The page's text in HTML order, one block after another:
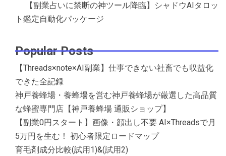
【副業占いに禁断の神ツール降臨】シャドウAIタロッ
ト鑑定自動化パッケージ
Popular Posts
【Threads×note×AI副業】仕事できない社畜でも収益化
できた全記録
神戸養蜂場・養蜂場を営む神戸養蜂場が厳選した高品質
な蜂蜜専門店【神戸養蜂場 通販ショップ】
【副業0円スタート】画像・顔出し不要 AI×Threadsで月
5万円を生む！ 初心者限定ロードマップ
育毛剤成分比較(試用1)&(試用2)